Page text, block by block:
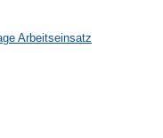
Arbeitseinsatz